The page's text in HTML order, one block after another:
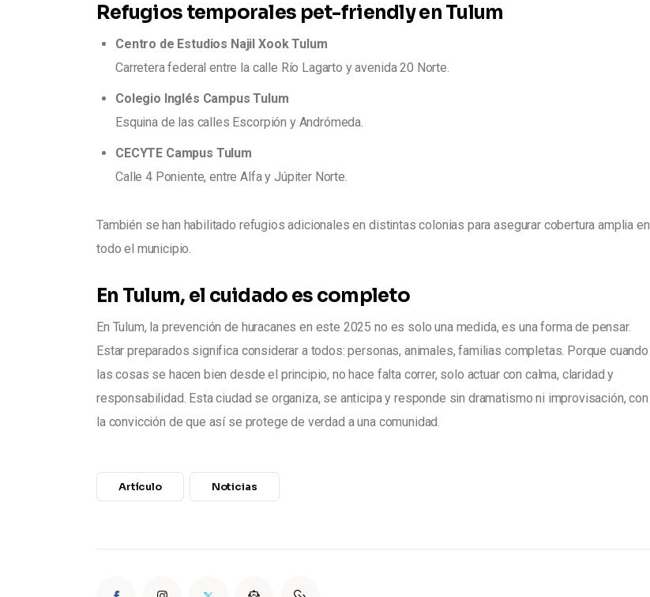
Refugios temporales pet-friendly en Tulum
Centro de Estudios Najil Xook Tulum
Carretera federal entre la calle Río Lagarto y avenida 20 Norte.
Colegio Inglés Campus Tulum
Esquina de las calles Escorpión y Andrómeda.
CECYTE Campus Tulum
Calle 4 Poniente, entre Alfa y Júpiter Norte.
También se han habilitado refugios adicionales en distintas colonias para asegurar cobertura amplia en
todo el municipio.
En Tulum, el cuidado es completo
En Tulum, la prevención de huracanes en este 2025 no es solo una medida, es una forma de pensar.
Estar preparados significa considerar a todos: personas, animales, familias completas. Porque cuando
las cosas se hacen bien desde el principio, no hace falta correr, solo actuar con calma, claridad y
responsabilidad. Esta ciudad se organiza, se anticipa y responde sin dramatismo ni improvisación, con
la convicción de que así se protege de verdad a una comunidad.
Artículo Noticias